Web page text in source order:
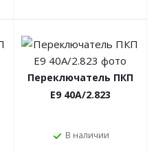
Переключатель ПКП
Е9 40А/2.823
В наличии